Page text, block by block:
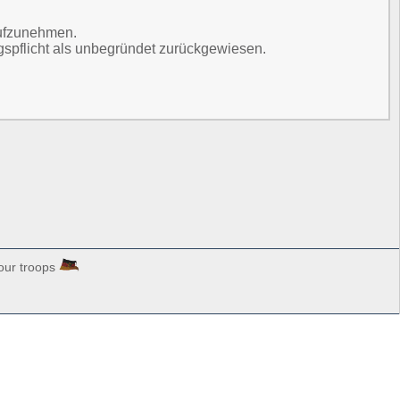
als unbegründet zurückgewiesen.
troops